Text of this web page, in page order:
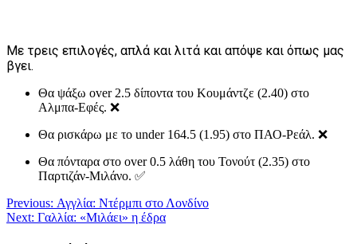
Με τρεις επιλογές, απλά και λιτά και απόψε και όπως μας
βγει.
Θα ψάξω over 2.5 δίποντα του Κουμάντζε (2.40) στο
Αλμπα-Εφές. ❌
Θα ρισκάρω με το under 164.5 (1.95) στο ΠΑΟ-Ρεάλ. ❌
Θα πόνταρα στο over 0.5 λάθη του Τονούτ (2.35) στο
Παρτιζάν-Μιλάνο. ✅
Πλοήγηση
άρθρων
Previous: Αγγλία: Ντέρμπι στο Λονδίνο
Next: Γαλλία: «Μιλάει» η έδρα